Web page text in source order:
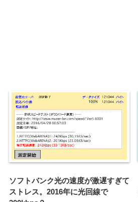
ソフトバンク光の速度が激遅すぎて
ストレス。2016年に光回線で